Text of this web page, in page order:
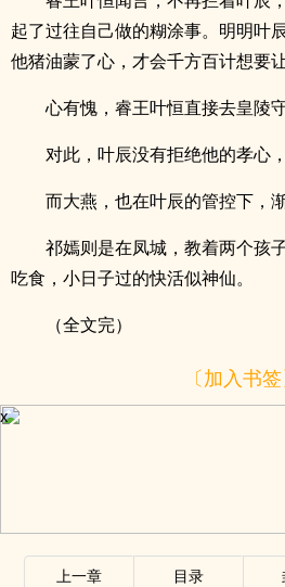
起了过往自己做的糊涂事。明明叶
他猪油蒙了心，才会千方百计想要
心有愧，睿王叶恒直接去皇陵守
对此，叶辰没有拒绝他的孝心
而大燕，也在叶辰的管控下，
祁嫣则是在凤城，教着两个孩
吃食，小日子过的快活似神仙。
（全文完）
〔加入书签
x
上一章 目录